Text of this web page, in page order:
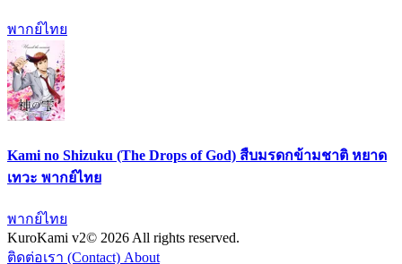
พากย์ไทย
Kami no Shizuku (The Drops of God) สืบมรดกข้ามชาติ หยาด
เทวะ พากย์ไทย
พากย์ไทย
KuroKami v2© 2026 All rights reserved.
ติดต่อเรา (Contact) About